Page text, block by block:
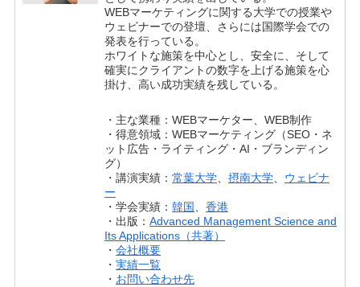
WEBマーケティングに関する大学での授業や
ウェビナーでの登壇、さらには国際学会での
発表を行っている。
ホワイトな施策を中心とし、安全に、そして
確実にクライアントの数字を上げる施策を心
掛け、高い成功実績を残している。
・主な業種：WEBマーケター、WEB制作
・得意領域：WEBマーケティング（SEO・ネ
ット広告・ライティング・AI・ブランディン
グ）
・講演実績：常葉大学 、摂南大学
ウェビナ
ー
・学会実績：韓国 、香港
・出版：Advanced Management Science and
Its Applications（共著）
・会社概要
・実績一覧
・ お問い合わせ先